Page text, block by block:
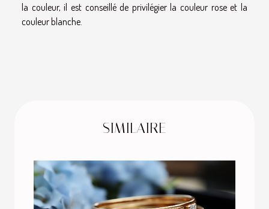
la couleur, il est conseillé de privilégier la couleur rose et la
couleur blanche.
SIMILAIRE